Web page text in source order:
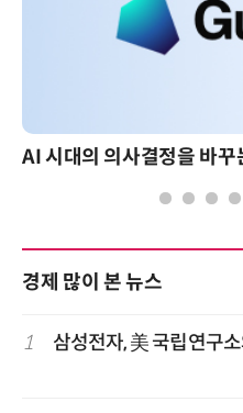
경제 많이 본 뉴스
1 삼성전자, 美 국립연구